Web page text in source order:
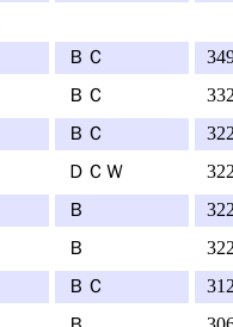
ＢＣ
ＢＣ
ＢＣ
ＤＣＷ
Ｂ
Ｂ
ＢＣ